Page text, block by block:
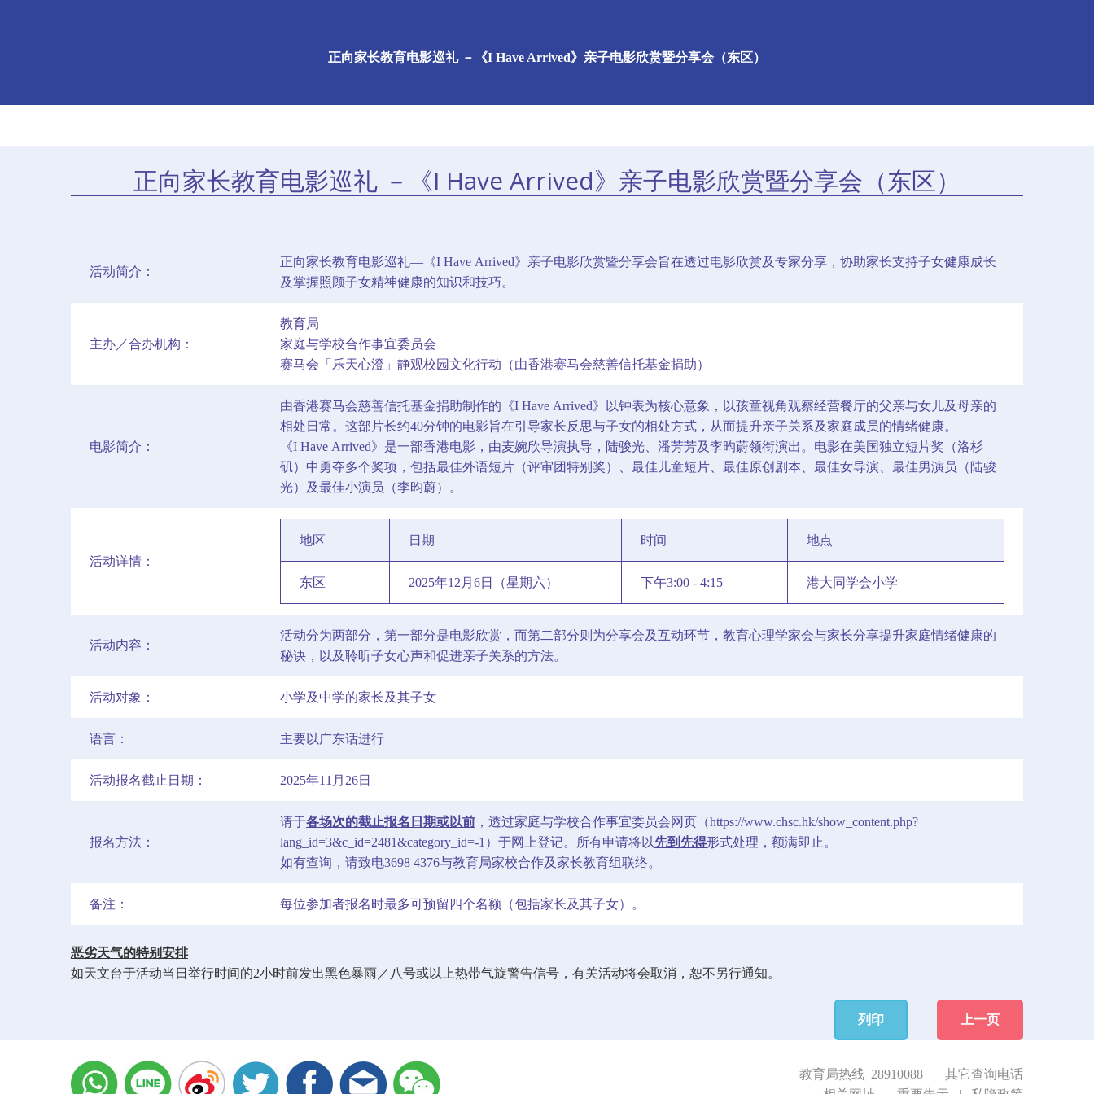
正向家长教育电影巡礼 －《I Have Arrived》亲子电影欣赏暨分享会（东区）
正向家长教育电影巡礼 －《I Have Arrived》亲子电影欣赏暨分享会（东区）
活动简介：
正向家长教育电影巡礼—《I Have Arrived》亲子电影欣赏暨分享会旨在透过电影欣赏及专家分享，协助家长支持子女健康成长
及掌握照顾子女精神健康的知识和技巧。
主办／合办机构：
教育局
家庭与学校合作事宜委员会
赛马会「乐天心澄」静观校园文化行动（由香港赛马会慈善信托基金捐助）
电影简介：
由香港赛马会慈善信托基金捐助制作的《I Have Arrived》以钟表为核心意象，以孩童视角观察经营餐厅的父亲与女儿及母亲的
相处日常。这部片长约40分钟的电影旨在引导家长反思与子女的相处方式，从而提升亲子关系及家庭成员的情绪健康。
《I Have Arrived》是一部香港电影，由麦婉欣导演执导，陆骏光、潘芳芳及李昀蔚领衔演出。电影在美国独立短片奖（洛杉
矶）中勇夺多个奖项，包括最佳外语短片（评审团特别奖）、最佳儿童短片、最佳原创剧本、最佳女导演、最佳男演员（陆骏
光）及最佳小演员（李昀蔚）。
活动详情：
地区 日期 时间 地点
东区 2025年12月6日（星期六） 下午3:00 - 4:15 港大同学会小学
活动内容：
活动分为两部分，第一部分是电影欣赏，而第二部分则为分享会及互动环节，教育心理学家会与家长分享提升家庭情绪健康的
秘诀，以及聆听子女心声和促进亲子关系的方法。
活动对象： 小学及中学的家长及其子女
语言： 主要以广东话进行
活动报名截止日期： 2025年11月26日
报名方法：
请于各场次的截止报名日期或以前 ，透过家庭与学校合作事宜委员会网页（https://www.chsc.hk/show_content.php?
lang_id=3&c_id=2481&category_id=-1 ）于网上登记。所有申请将以先到先得形式处理，额满即止。
如有查询，请致电3698 4376与教育局家校合作及家长教育组联络。
备注： 每位参加者报名时最多可预留四个名额（包括家长及其子女）。
恶劣天气的特别安排
如天文台于活动当日举行时间的2小时前发出黑色暴雨／八号或以上热带气旋警告信号，有关活动将会取消，恕不另行通知。
列印 上一页
教育局热线 28910088 | 其它查询电话